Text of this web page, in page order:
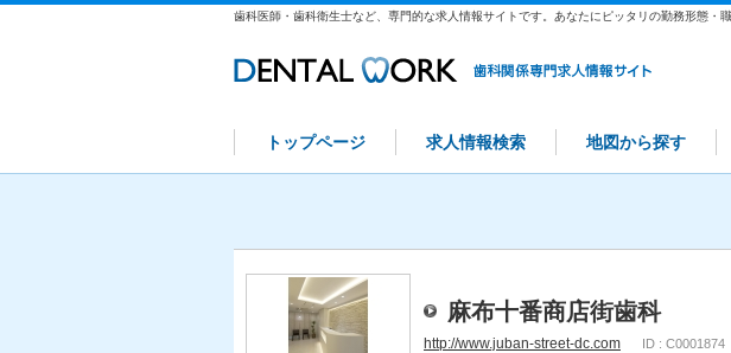
歯科医師・歯科衛生士など、専門的な求人情報サイトです。あなたにピッタリの勤務形態・
トップページ 求人情報検索 地図から探す
麻布十番商店街歯科
http://www.juban-street-dc.com ID : C0001874